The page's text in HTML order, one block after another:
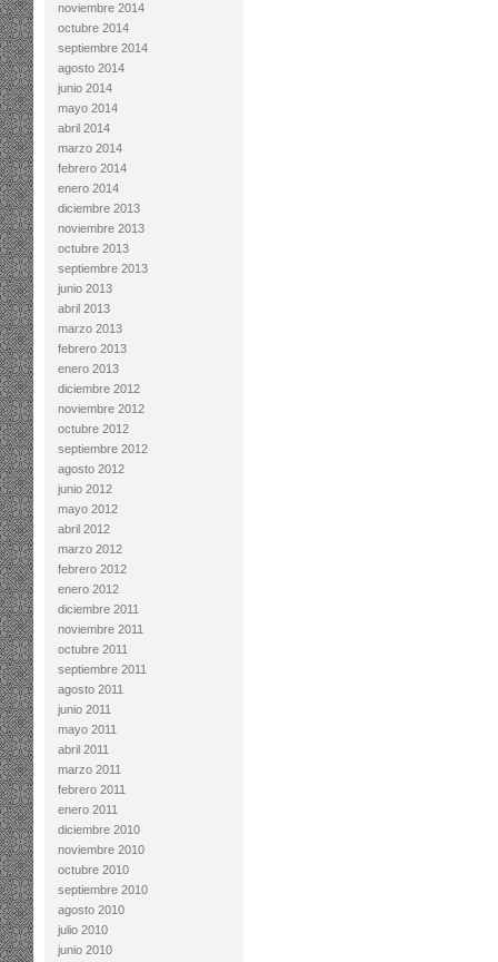
noviembre 2014
octubre 2014
septiembre 2014
agosto 2014
junio 2014
mayo 2014
abril 2014
marzo 2014
febrero 2014
enero 2014
diciembre 2013
noviembre 2013
octubre 2013
septiembre 2013
junio 2013
abril 2013
marzo 2013
febrero 2013
enero 2013
diciembre 2012
noviembre 2012
octubre 2012
septiembre 2012
agosto 2012
junio 2012
mayo 2012
abril 2012
marzo 2012
febrero 2012
enero 2012
diciembre 2011
noviembre 2011
octubre 2011
septiembre 2011
agosto 2011
junio 2011
mayo 2011
abril 2011
marzo 2011
febrero 2011
enero 2011
diciembre 2010
noviembre 2010
octubre 2010
septiembre 2010
agosto 2010
julio 2010
junio 2010